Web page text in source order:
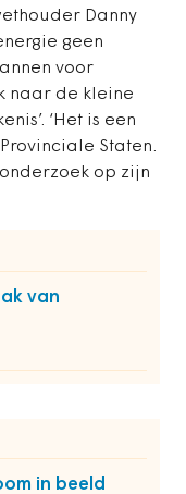
Danny
geen
voor
naar de kleine
‘Het is een
Staten.
op zijn
van
in beeld